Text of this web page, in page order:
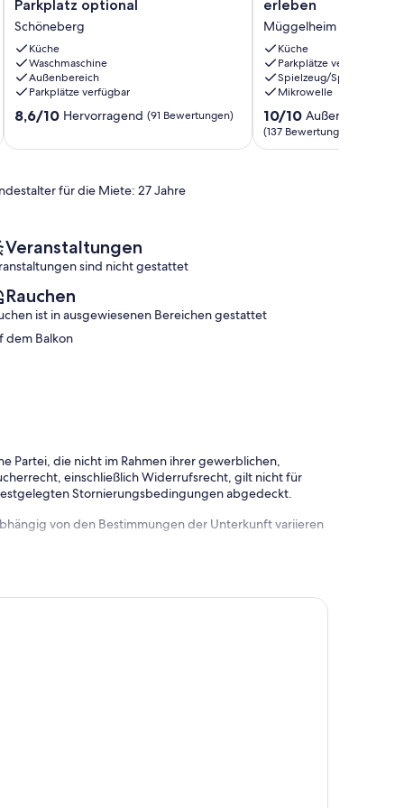
ruhig,
komfortabel,
S-
Bahnhof
nah,
Parkplatz
optional
Parkplatz optional
Schöneberg
Küche
Waschmaschine
Außenbereich
Parkplätze verfügbar
8.6
10,
Bewertungen)
8,6/10 Hervorragend (91 Bewertungen)
zum
See
-
Berlin
genießen
und
Natur
erleben
Müggelheim
erleben
Müggelheim
Küche
Parkplätze verfügbar
Spielzeug/Spiele
Mikrowelle
10.0
von
10,
10/10
(137 Bewertungen)
für die Miete: 27 Jahre
Veranstaltungen
sind nicht gestattet
Rauchen
ist in ausgewiesenen Bereichen gestattet
dem Balkon
Partei, die nicht im Rahmen ihrer gewerblichen,
einschließlich Widerrufsrecht, gilt nicht für
Stornierungsbedingungen abgedeckt.
von den Bestimmungen der Unterkunft variieren